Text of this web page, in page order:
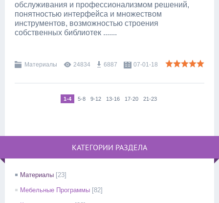
обслуживания и профессионализмом решений,
понятностью интерфейса и множеством
инструментов, возможностью строения
собственных библиотек .......
Материалы 24834 6887 07-01-18
1-4 5-8 9-12 13-16 17-20 21-23
КАТЕГОРИИ РАЗДЕЛА
Материалы [23]
Мебельные Программы [82]